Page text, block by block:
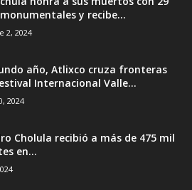
y recibe...
2, 2024
año, Atlixco cruza fronteras
Internacional Valle...
2024
Cholula recibió a más de 475 mil
en...